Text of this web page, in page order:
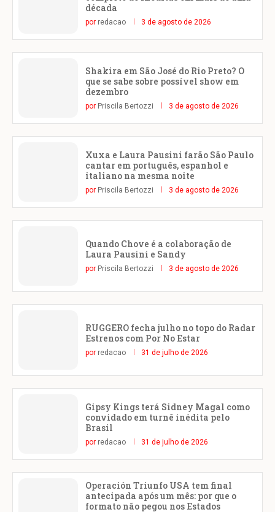
década
por redacao 3 de agosto de 2026
Shakira em São José do Rio Preto? O
que se sabe sobre possível show em
dezembro
por Priscila Bertozzi 3 de agosto de 2026
Xuxa e Laura Pausini farão São Paulo
cantar em português, espanhol e
italiano na mesma noite
por Priscila Bertozzi 3 de agosto de 2026
Quando Chove é a colaboração de
Laura Pausini e Sandy
por Priscila Bertozzi 3 de agosto de 2026
RUGGERO fecha julho no topo do Radar
Estrenos com Por No Estar
por redacao 31 de julho de 2026
Gipsy Kings terá Sidney Magal como
convidado em turnê inédita pelo
Brasil
por redacao 31 de julho de 2026
Operación Triunfo USA tem final
antecipada após um mês: por que o
formato não pegou nos Estados